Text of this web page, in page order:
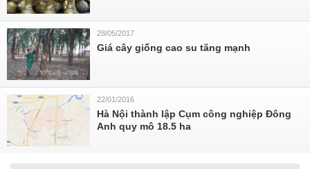
28/05/2017
Giá cây giống cao su tăng mạnh
22/01/2016
Hà Nội thành lập Cụm công nghiệp Đông
Anh quy mô 18.5 ha